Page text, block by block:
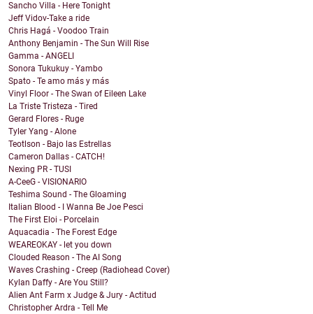
Sancho Villa - Here Tonight
Jeff Vidov-Take a ride
Chris Hagá - Voodoo Train
Anthony Benjamin - The Sun Will Rise
Gamma - ANGELI
Sonora Tukukuy - Yambo
Spato - Te amo más y más
Vinyl Floor - The Swan of Eileen Lake
La Triste Tristeza - Tired
Gerard Flores - Ruge
Tyler Yang - Alone
Teotlson - Bajo las Estrellas
Cameron Dallas - CATCH!
Nexing PR - TUSI
A-CeeG - VISIONARIO
Teshima Sound - The Gloaming
Italian Blood - I Wanna Be Joe Pesci
The First Eloi - Porcelain
Aquacadia - The Forest Edge
WEAREOKAY - let you down
Clouded Reason - The AI Song
Waves Crashing - Creep (Radiohead Cover)
Kylan Daffy - Are You Still?
Alien Ant Farm x Judge & Jury - Actitud
Christopher Ardra - Tell Me